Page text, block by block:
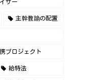
ザー
主幹教諭の配置
プロジェクト
給特法